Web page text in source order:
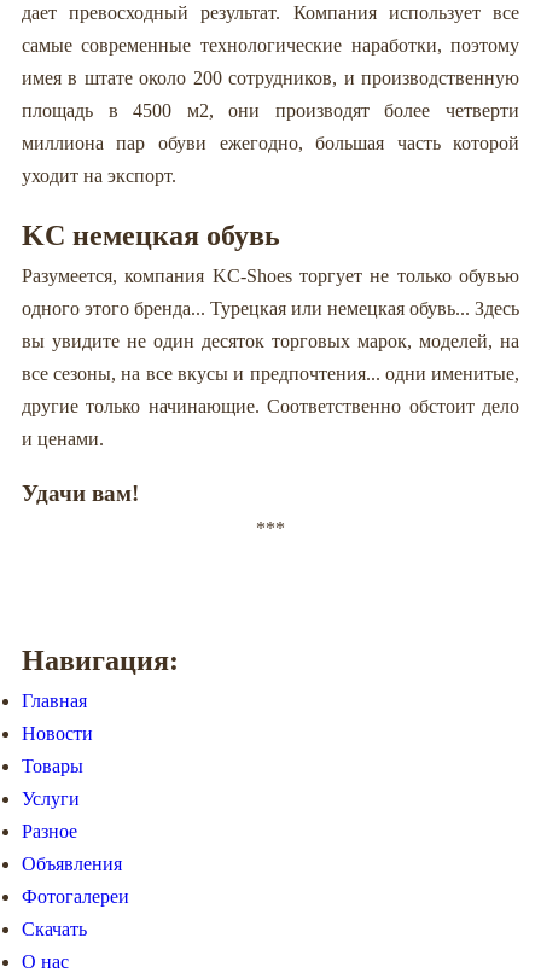
дает превосходный результат. Компания использует все
самые современные технологические наработки, поэтому
имея в штате около 200 сотрудников, и производственную
площадь в 4500 м2, они производят более четверти
миллиона пар обуви ежегодно, большая часть которой
уходит на экспорт.
KC немецкая обувь
Разумеется, компания KC-Shoes торгует не только обувью
одного этого бренда... Турецкая или немецкая обувь... Здесь
вы увидите не один десяток торговых марок, моделей, на
все сезоны, на все вкусы и предпочтения... одни именитые,
другие только начинающие. Соответственно обстоит дело
и ценами.
Удачи вам!
***
Навигация:
Главная
Новости
Товары
Услуги
Разное
Объявления
Фотогалереи
Скачать
О нас